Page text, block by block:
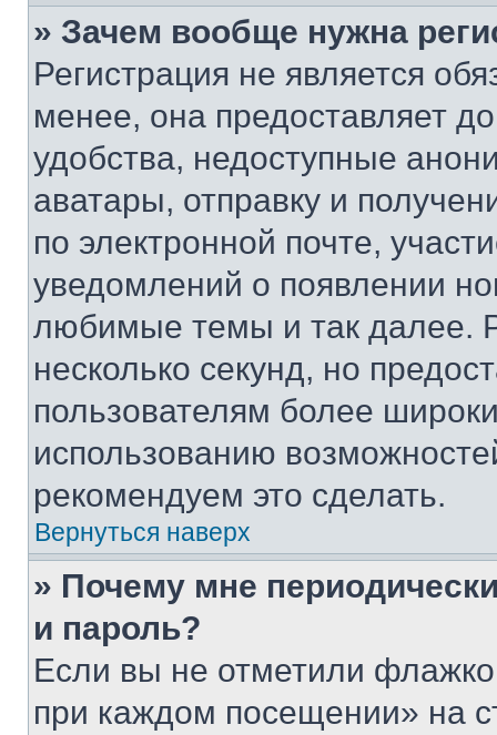
» Зачем вообще нужна
Регистрация не является
менее, она предоставляет
удобства, недоступные
аватары, отправку и
по электронной почте,
уведомлений о появлении
любимые темы и так далее.
несколько секунд, но
пользователям более
использованию
рекомендуем это сделать.
Вернуться наверх
» Почему мне
и пароль?
Если вы не отметили
при каждом посещении» на